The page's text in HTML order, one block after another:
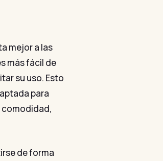
mejor a las
más fácil de
su uso. Esto
para
comodidad,
de forma